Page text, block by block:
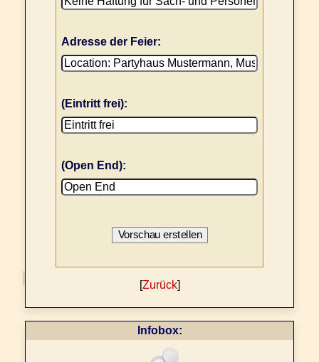
Adresse der Feier:
(Eintritt frei):
(Open End):
[Zurück]
Infobox: